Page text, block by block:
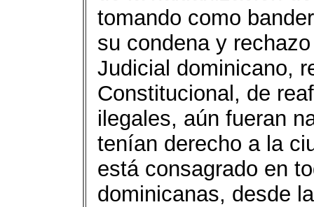
tomando como
su condena y
Judicial dominicano,
Constitucional, de
ilegales, aún fueran
tenían derecho a la
está consagrado en
dominicanas, desde